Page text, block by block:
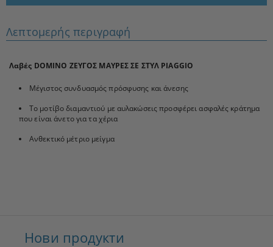
Λεπτομερής περιγραφή
Λαβές DOMINO ΖΕΥΓΟΣ ΜΑΥΡΕΣ ΣΕ ΣΤΥΛ PIAGGIO
Μέγιστος συνδυασμός πρόσφυσης και άνεσης
Το μοτίβο διαμαντιού με αυλακώσεις προσφέρει ασφαλές κράτημα
που είναι άνετο για τα χέρια
Ανθεκτικό μέτριο μείγμα
Нови продукти